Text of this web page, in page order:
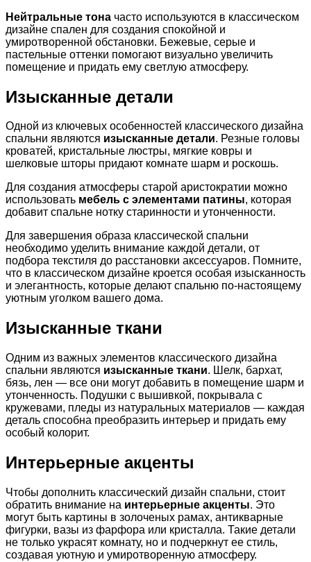
Нейтральные тона часто используются в классическом
дизайне спален для создания спокойной и
умиротворенной обстановки. Бежевые, серые и
пастельные оттенки помогают визуально увеличить
помещение и придать ему светлую атмосферу.
Изысканные детали
Одной из ключевых особенностей классического дизайна
спальни являются изысканные детали. Резные головы
кроватей, кристальные люстры, мягкие ковры и
шелковые шторы придают комнате шарм и роскошь.
Для создания атмосферы старой аристократии можно
использовать мебель с элементами патины, которая
добавит спальне нотку старинности и утонченности.
Для завершения образа классической спальни
необходимо уделить внимание каждой детали, от
подбора текстиля до расстановки аксессуаров. Помните,
что в классическом дизайне кроется особая изысканность
и элегантность, которые делают спальню по-настоящему
уютным уголком вашего дома.
Изысканные ткани
Одним из важных элементов классического дизайна
спальни являются изысканные ткани. Шелк, бархат,
бязь, лен — все они могут добавить в помещение шарм и
утонченность. Подушки с вышивкой, покрывала с
кружевами, пледы из натуральных материалов — каждая
деталь способна преобразить интерьер и придать ему
особый колорит.
Интерьерные акценты
Чтобы дополнить классический дизайн спальни, стоит
обратить внимание на интерьерные акценты. Это
могут быть картины в золоченых рамах, антикварные
фигурки, вазы из фарфора или кристалла. Такие детали
не только украсят комнату, но и подчеркнут ее стиль,
создавая уютную и умиротворенную атмосферу.